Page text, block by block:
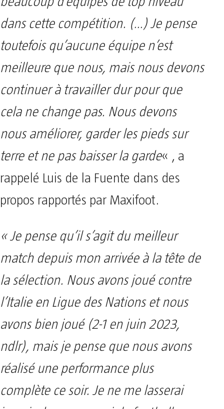
dans cette compétition. (…) Je pense
toutefois qu’aucune équipe n’est
meilleure que nous, mais nous devons
continuer à travailler dur pour que
cela ne change pas. Nous devons
nous améliorer, garder les pieds sur
terre et ne pas baisser la garde« , a
rappelé Luis de la Fuente dans des
propos rapportés par Maxifoot.
« Je pense qu’il s’agit du meilleur
match depuis mon arrivée à la tête de
la sélection. Nous avons joué contre
l’Italie en Ligue des Nations et nous
avons bien joué (2-1 en juin 2023,
ndlr), mais je pense que nous avons
réalisé une performance plus
complète ce soir. Je ne me lasserai